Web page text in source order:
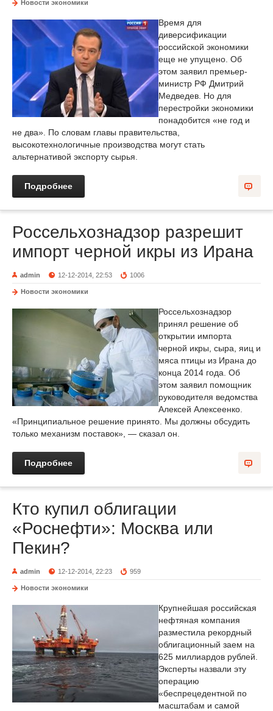
Новости экономики
Время для
диверсификации
российской экономики
еще не упущено. Об
этом заявил премьер-
министр РФ Дмитрий
Медведев. Но для
перестройки экономики
понадобится «не год и
не два». По словам главы правительства,
высокотехнологичные производства могут стать
альтернативой экспорту сырья.
Подробнее
Россельхознадзор разрешит
импорт черной икры из Ирана
admin 12-12-2014, 22:53 1006
Новости экономики
Россельхознадзор
принял решение об
открытии импорта
черной икры, сыра, яиц и
мяса птицы из Ирана до
конца 2014 года. Об
этом заявил помощник
руководителя ведомства
Алексей Алексеенко.
«Принципиальное решение принято. Мы должны обсудить
только механизм поставок», — сказал он.
Подробнее
Кто купил облигации
«Роснефти»: Москва или
Пекин?
admin 12-12-2014, 22:23 959
Новости экономики
Крупнейшая российская
нефтяная компания
разместила рекордный
облигационный заем на
625 миллиардов рублей.
Эксперты назвали эту
операцию
«беспрецедентной по
масштабам и самой